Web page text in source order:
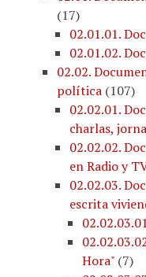
(17)
02.01.01.
02.01.02.
02.02.
política (107)
02.02.01.
charlas,
02.02.02.
en Radio y
02.02.03.
escrita
Hora" (7)